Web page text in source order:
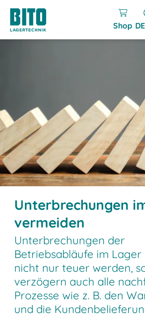
Shop
Unterbrechungen
vermeiden
Unterbrechungen der
Betriebsabläufe im Lager
nicht nur teuer werden,
verzögern auch alle
Prozesse wie z. B. den
und die